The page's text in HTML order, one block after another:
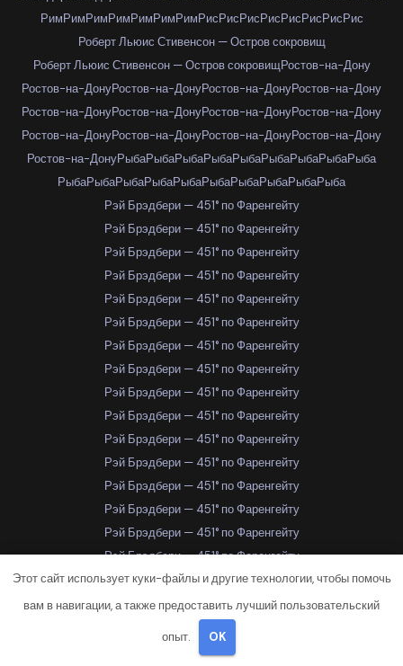
РимРимРимРимРимРимРимРисРисРисРисРисРисРисРис
Роберт Льюис Стивенсон — Остров сокровищ
Роберт Льюис Стивенсон — Остров сокровищРостов-на-Дону
Ростов-на-ДонуРостов-на-ДонуРостов-на-ДонуРостов-на-Дону
Ростов-на-ДонуРостов-на-ДонуРостов-на-ДонуРостов-на-Дону
Ростов-на-ДонуРостов-на-ДонуРостов-на-ДонуРостов-на-Дону
Ростов-на-ДонуРыбаРыбаРыбаРыбаРыбаРыбаРыбаРыбаРыба
РыбаРыбаРыбаРыбаРыбаРыбаРыбаРыбаРыбаРыба
Рэй Брэдбери — 451° по Фаренгейту
Рэй Брэдбери — 451° по Фаренгейту
Рэй Брэдбери — 451° по Фаренгейту
Рэй Брэдбери — 451° по Фаренгейту
Рэй Брэдбери — 451° по Фаренгейту
Рэй Брэдбери — 451° по Фаренгейту
Рэй Брэдбери — 451° по Фаренгейту
Рэй Брэдбери — 451° по Фаренгейту
Рэй Брэдбери — 451° по Фаренгейту
Рэй Брэдбери — 451° по Фаренгейту
Рэй Брэдбери — 451° по Фаренгейту
Рэй Брэдбери — 451° по Фаренгейту
Рэй Брэдбери — 451° по Фаренгейту
Рэй Брэдбери — 451° по Фаренгейту
Рэй Брэдбери — 451° по Фаренгейту
Рэй Брэдбери — 451° по Фаренгейту
Рэй Брэдбери — 451° по Фаренгейту
Рэй Брэдбери — 451° по Фаренгейту
Рэй Брэдбери — 451° по Фаренгейту
Рэй Брэдбери — 451° по Фаренгейту
Этот сайт использует куки-файлы и другие технологии, чтобы помочь
вам в навигации, а также предоставить лучший пользовательский
опыт. OK